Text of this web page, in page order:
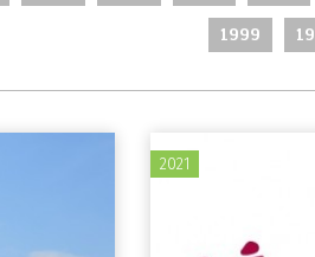
1999
2021